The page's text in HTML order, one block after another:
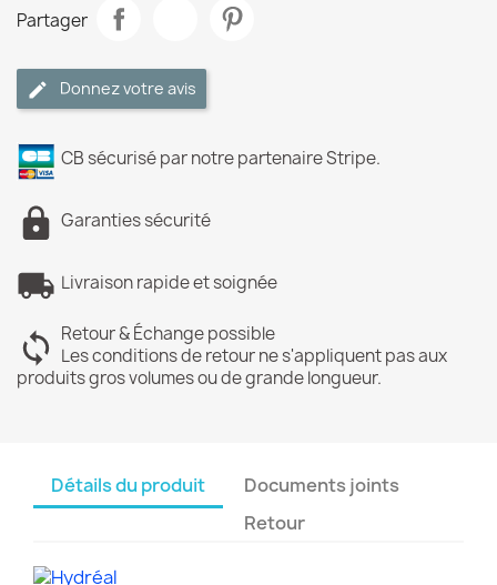
Partager
Donnez votre avis
CB sécurisé par notre partenaire Stripe.
Garanties sécurité
Livraison rapide et soignée
Retour & Échange possible
Les conditions de retour ne s'appliquent pas aux
produits gros volumes ou de grande longueur.
Détails du produit
Documents joints
Retour